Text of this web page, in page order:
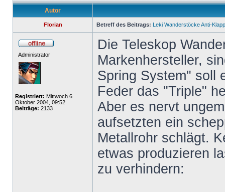
Autor
Florian Betreff des Beitrags: Leki Wanderstöcke Anti-
Administrator
Registriert: Mittwoch 6.
Oktober 2004, 09:52
Beiträge: 2133
Die Teleskop
Markenhersteller,
Spring System" soll
Feder das "Triple"
Aber es nervt
aufsetzten ein
Metallrohr schlägt.
etwas produzieren
zu verhindern: